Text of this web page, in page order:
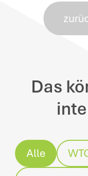
Das
Alle